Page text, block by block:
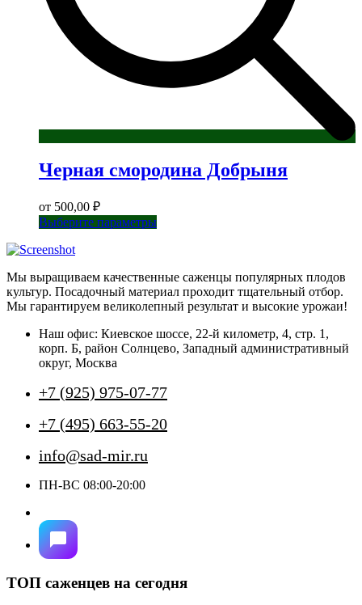
Черная смородина Добрыня
от 500,00 ₽
Выберите параметрыЭтот
вариаций.
Опции
можно
на
странице
Мы выращиваем качественные саженцы популярных плодов
культур. Посадочный материал проходит тщательный отбор.
Мы гарантируем великолепный результат и высокие урожаи!
Наш офис: Киевское шоссе, 22-й километр, 4, стр. 1,
корп. Б, район Солнцево, Западный административный
округ, Москва
+7 (925) 975-07-77
+7 (495) 663-55-20
info@sad-mir.ru
ПН-ВС 08:00-20:00
ТОП саженцев на сегодня